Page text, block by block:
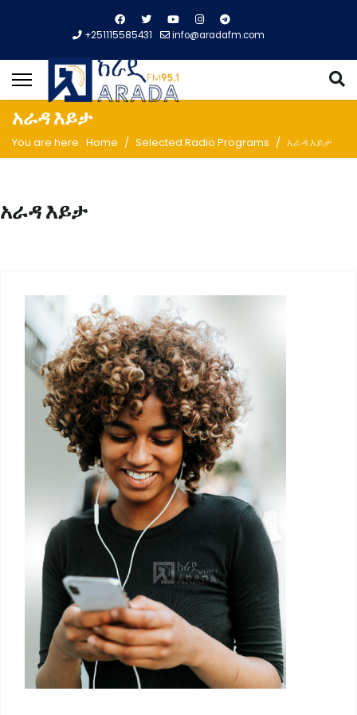
+251115585431 info@aradafm.com
አራዳ እይታ
You are here: Home Selected Radio Programs አራዳ እይታ
አራዳ እይታ